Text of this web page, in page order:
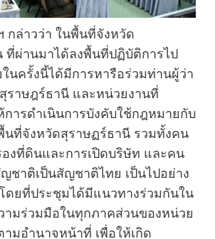
กล่าวว่า ในพื้นที่จังหวัด
ที่ผ่านมาได้ลงพื้นที่ปฏิบัติการไป
นครั้งนี้ได้มีการหารือร่วมท่านผู้ว่า
ราษฎร์ธานี และหน่วยงานที่
การดำเนินการบังคับใช้กฎหมายกับ
ที่จังหวัดสุราษฏร์ธานี รวมทั้งคน
งที่ดินและการเปิดบริษัท และคน
ชาติเป็นสัญชาติไทย เป็นไปอย่าง
ดยที่ประชุมได้มีแนวทางร่วมกันใน
มร่วมมือในทุกภาคส่วนของหน่วย
ามอำนาจหน้าที่ เพื่อให้เกิด